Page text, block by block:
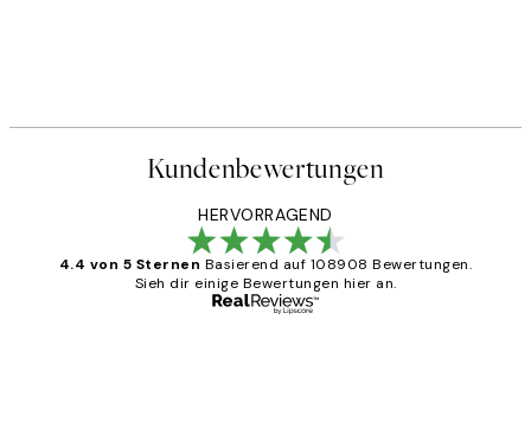
Kundenbewertungen
HERVORRAGEND
4.4 von 5 Sternen Basierend auf 108908 Bewertungen.
Sieh dir einige Bewertungen hier an.